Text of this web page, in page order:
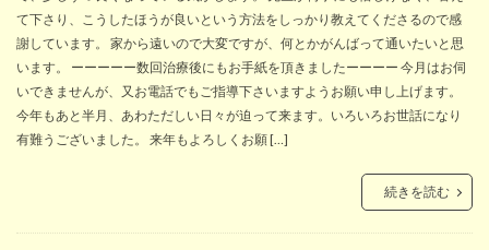
て下さり、こうしたほうが良いという方法をしっかり教えてくださるので感
謝しています。 家から遠いので大変ですが、何とかがんばって通いたいと思
います。 ーーーーー数回治療後にもお手紙を頂きましたーーーー 今月はお伺
いできませんが、又お電話でもご指導下さいますようお願い申し上げます。
今年もあと半月、あわただしい日々が迫って来ます。いろいろお世話になり
有難うございました。 来年もよろしくお願 […]
続きを読む